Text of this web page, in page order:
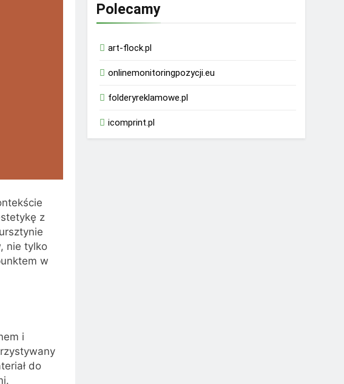
z
nie tylko
w
i
do
Polecamy
art-flock.pl
onlinemonitoringpozycji.eu
folderyreklamowe.pl
icomprint.pl